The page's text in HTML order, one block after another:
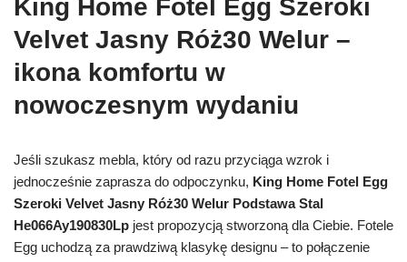
King Home Fotel Egg Szeroki
Velvet Jasny Róż30 Welur –
ikona komfortu w
nowoczesnym wydaniu
Jeśli szukasz mebla, który od razu przyciąga wzrok i
jednocześnie zaprasza do odpoczynku, King Home Fotel Egg
Szeroki Velvet Jasny Róż30 Welur Podstawa Stal
He066Ay190830Lp jest propozycją stworzoną dla Ciebie. Fotele
Egg uchodzą za prawdziwą klasykę designu – to połączenie